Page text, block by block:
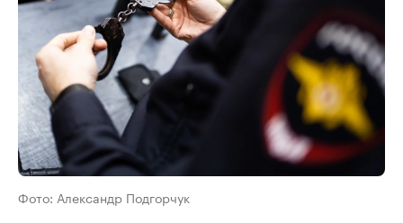
Фото: Александр Подгорчук